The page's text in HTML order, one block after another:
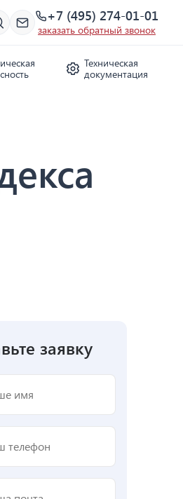
+7 (495) 274-01-01
заказать обратный звонок
Техническая
документация
заявку